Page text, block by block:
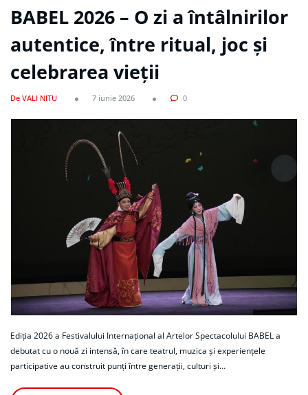
BABEL 2026 – O zi a întâlnirilor
autentice, între ritual, joc și
celebrarea vieții
De VALI NITU 7 iunie 2026 0
Ediția 2026 a Festivalului Internațional al Artelor Spectacolului BABEL a
debutat cu o nouă zi intensă, în care teatrul, muzica și experiențele
participative au construit punți între generații, culturi și…